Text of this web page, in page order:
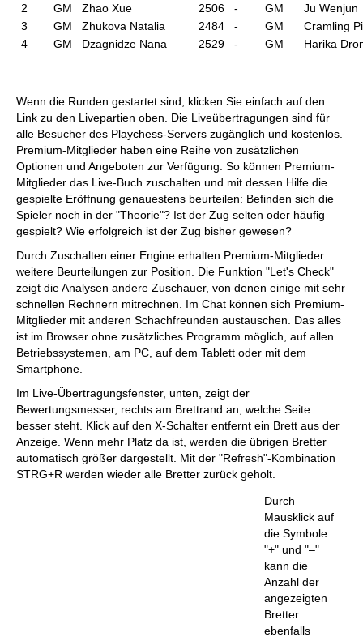
2
GM Zhao Xue 2506 - GM
Ju Wenjun
3
GM Zhukova Natalia 2484 - GM
Cramling
4
GM Dzagnidze Nana 2529 - GM Harika
Wenn die Runden gestartet sind, klicken Sie einfach auf den
Link zu den Livepartien oben. Die Liveübertragungen sind für
alle Besucher des Playchess-Servers zugänglich und kostenlos.
Premium-Mitglieder haben eine Reihe von zusätzlichen
Optionen und Angeboten zur Verfügung. So können Premium-
Mitglieder das Live-Buch zuschalten und mit dessen Hilfe die
gespielte Eröffnung genauestens beurteilen: Befinden sich die
Spieler noch in der "Theorie"? Ist der Zug selten oder häufig
gespielt? Wie erfolgreich ist der Zug bisher gewesen?
Durch Zuschalten einer Engine erhalten Premium-Mitglieder
weitere Beurteilungen zur Position. Die Funktion "Let's Check"
zeigt die Analysen andere Zuschauer, von denen einige mit sehr
schnellen Rechnern mitrechnen. Im Chat können sich Premium-
Mitglieder mit anderen Schachfreunden austauschen. Das alles
ist im Browser ohne zusätzliches Programm möglich, auf allen
Betriebssystemen, am PC, auf dem Tablett oder mit dem
Smartphone.
Im Live-Übertragungsfenster, unten, zeigt der
Bewertungsmesser, rechts am Brettrand an, welche Seite
besser steht. Klick auf den X-Schalter entfernt ein Brett aus der
Anzeige. Wenn mehr Platz da ist, werden die übrigen Bretter
automatisch größer dargestellt. Mit der "Refresh"-Kombination
STRG+R werden wieder alle Bretter zurück geholt.
Durch
Mausklick auf
die Symbole
"+" und "–"
kann die
Anzahl der
angezeigten
Bretter
ebenfalls